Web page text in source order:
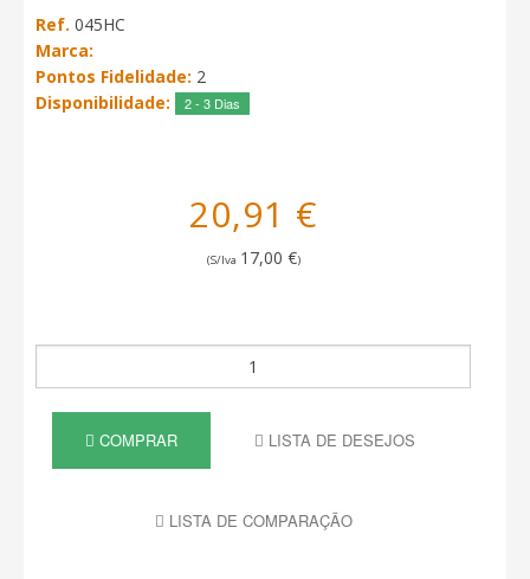
Ref. 045HC
Marca:
Pontos Fidelidade: 2
Disponibilidade:
2 - 3 Dias
20,91 €
(S/Iva 17,00 €)
COMPRAR LISTA DE DESEJOS
LISTA DE COMPARAÇÃO